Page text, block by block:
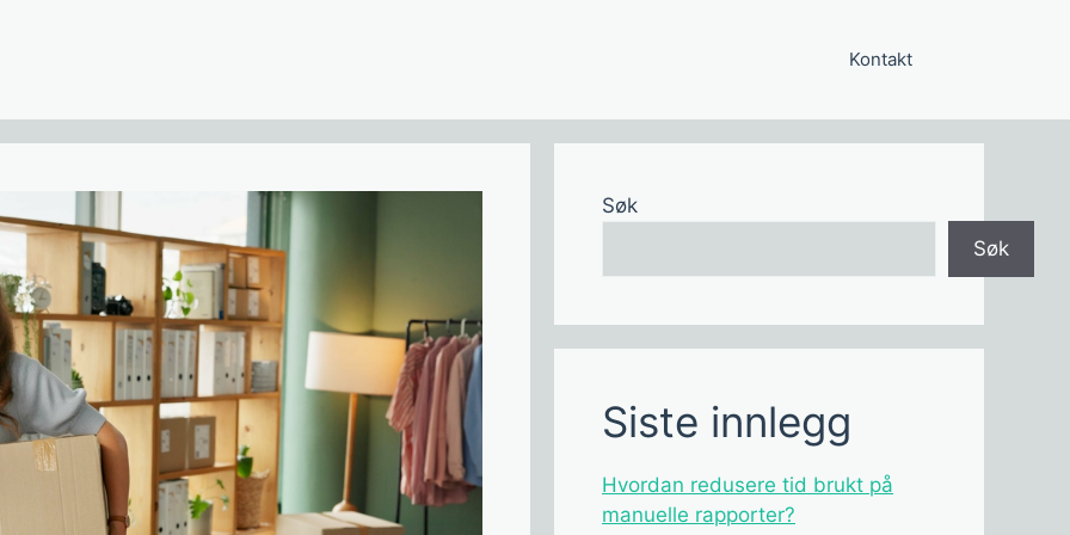
Kontakt
Søk
Søk
Siste innlegg
Hvordan redusere tid brukt på
manuelle rapporter?